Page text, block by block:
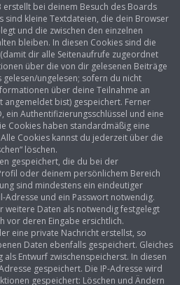
bei deinem Besuch des Boards
sind kleine Textdateien, die dein Browser
und die zwischen den einzelnen
bleiben. In diesen Cookies sind die
dir alle Seitenaufrufe zugeordnet
über die von dir gelesenen Beiträge
ungelesen; sofern du nicht
über deine Teilnahme an
angemeldet bist) gespeichert. Ferner
ein Authentifizierungsschlüssel und eine
Cookies haben standardmäßig eine
Cookies kannst du jederzeit über die
löschen.
gespeichert, die du bei der
oder deinem persönlichem Bereich
sind mindestens ein eindeutiger
Adresse und ein Passwort notwendig.
weitere Daten als notwendig festgelegt
vor deren Eingabe ersichtlich.
eine private Nachricht erstellst, so
Daten ebenfalls gespeichert. Gleiches
als Entwurf zwischenspeicherst. In diesen
gespeichert. Die IP-Adresse wird
gespeichert: Löschen und Ändern